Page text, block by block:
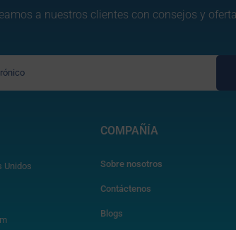
a nuestros clientes con consejos y
Unidos
COMPAÑÍA
Sobre nosotros
Contáctenos
Blogs